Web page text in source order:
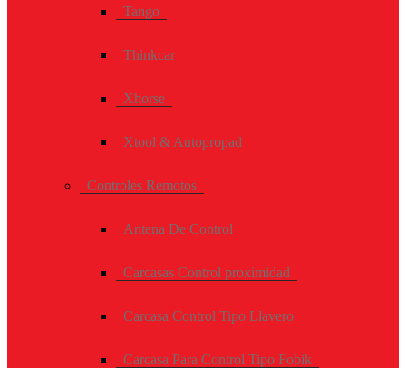
Tango
Thinkcar
Xhorse
Xtool & Autopropad
Controles Remotos
Antena De Control
Carcasas Control proximidad
Carcasa Control Tipo Llavero
Carcasa Para Control Tipo Fobik